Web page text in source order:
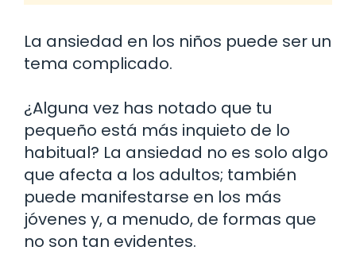
La ansiedad en los niños puede ser un
tema complicado.
¿Alguna vez has notado que tu
pequeño está más inquieto de lo
habitual? La ansiedad no es solo algo
que afecta a los adultos; también
puede manifestarse en los más
jóvenes y, a menudo, de formas que
no son tan evidentes.